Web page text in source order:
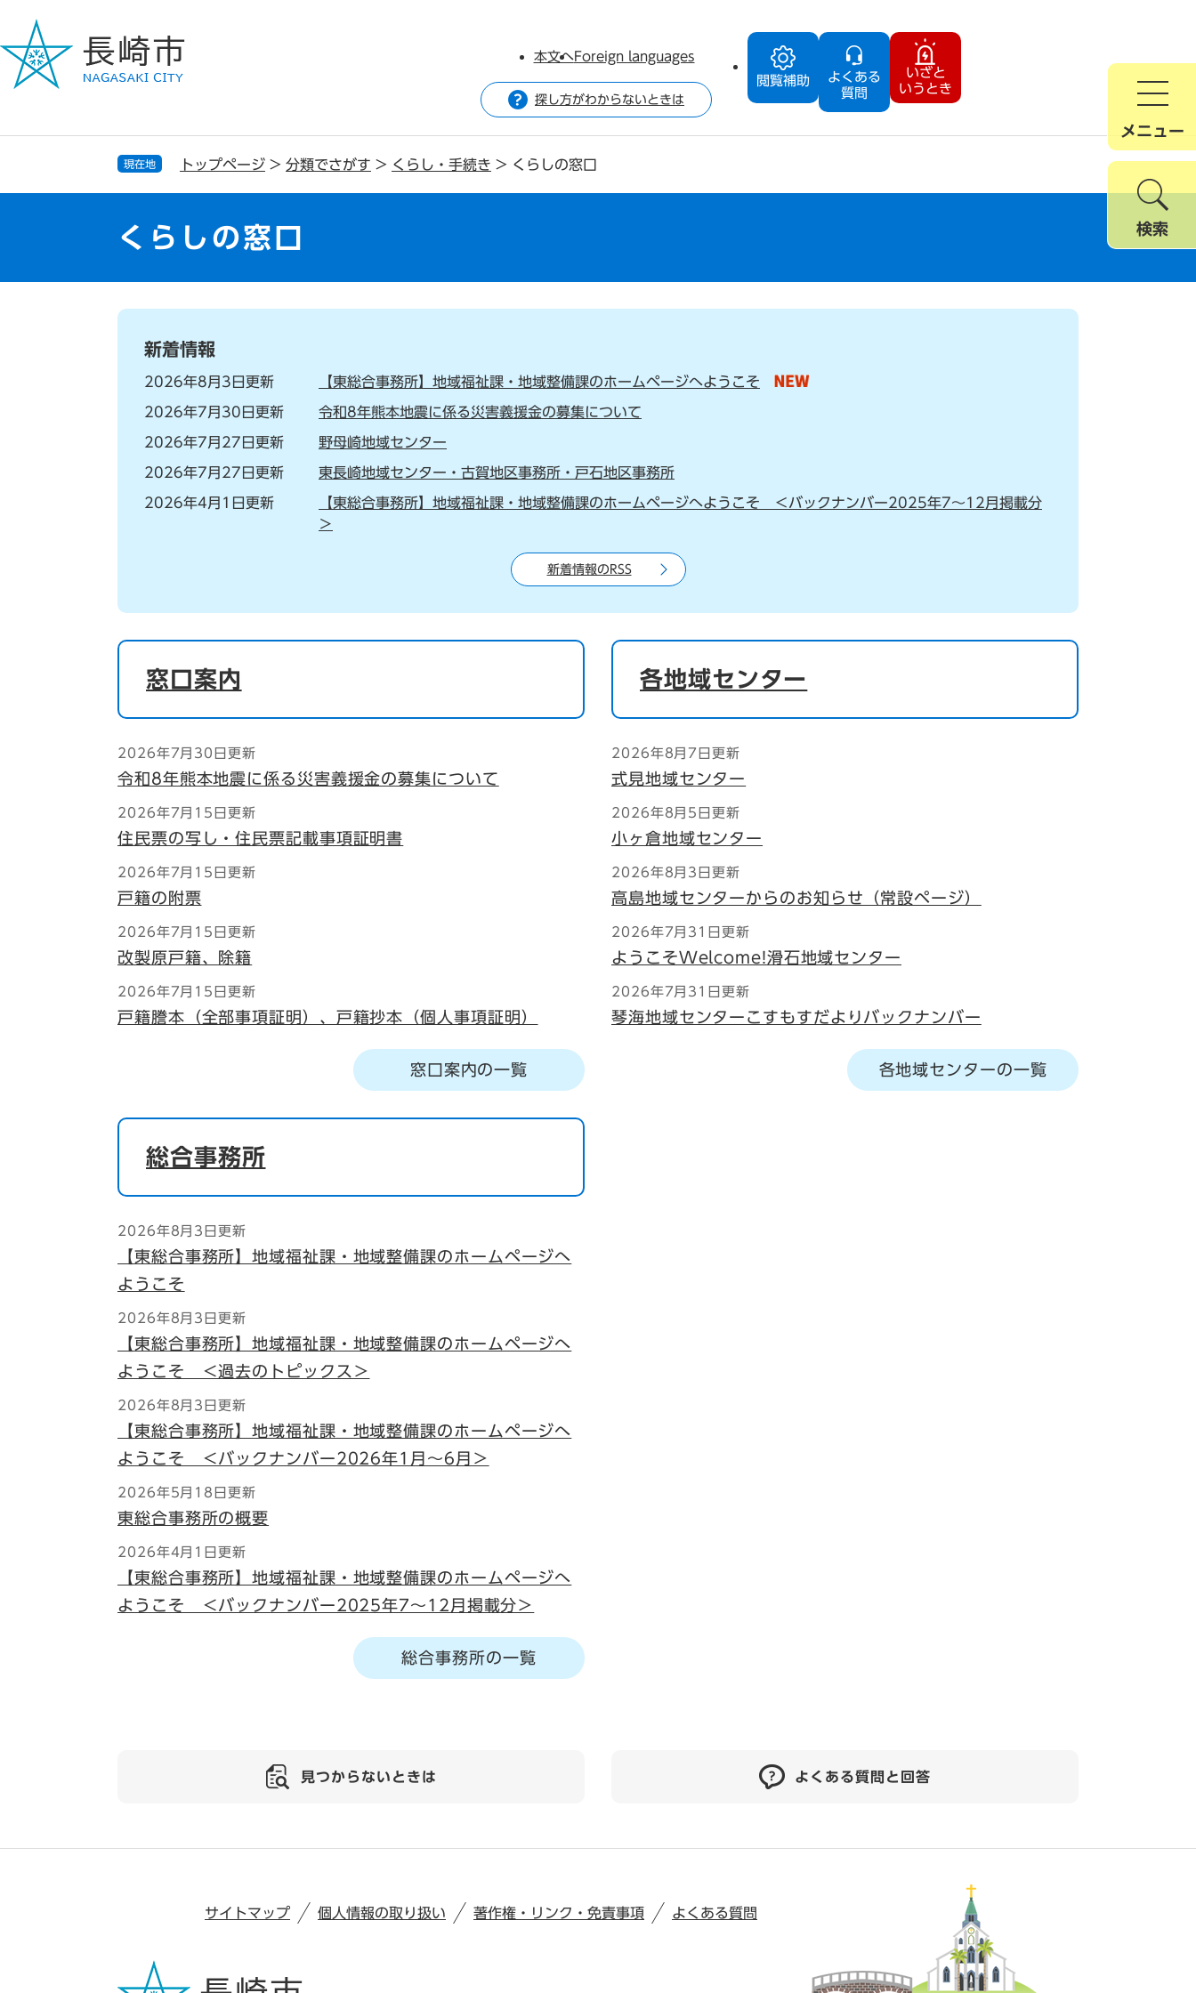
ジ
で
ュ
ば
閲覧補助
よくある
質問
いざと
いうとき
本文へForeign languages
探し方がわからないときは
メニュー
検索
現在地 トップページ > 分類でさがす > くらし・手続き > くらしの窓口
くらしの窓口
本
新着情報
2026年8月3日更新 【東総合事務所】地域福祉課・地域整備課のホームページへようこそ
2026年7月30日更新 令和8年熊本地震に係る災害義援金の募集について
2026年7月27日更新 野母崎地域センター
2026年7月27日更新 東長崎地域センター・古賀地区事務所・戸石地区事務所
2026年4月1日更新
【東総合事務所】地域福祉課・地域整備課のホームページへようこそ ＜バックナンバー2025年7～12月掲載分
＞
新着情報のRSS
窓口案内
2026年7月30日更新
令和8年熊本地震に係る災害義援金の募集について
2026年7月15日更新
住民票の写し・住民票記載事項証明書
2026年7月15日更新
戸籍の附票
2026年7月15日更新
改製原戸籍、除籍
2026年7月15日更新
戸籍謄本（全部事項証明）、戸籍抄本（個人事項証明）
窓口案内の一覧
各地域センター
2026年8月7日更新
式見地域センター
2026年8月5日更新
小ヶ倉地域センター
2026年8月3日更新
高島地域センターからのお知らせ（常設ページ）
2026年7月31日更新
ようこそWelcome!滑石地域センター
2026年7月31日更新
琴海地域センターこすもすだよりバックナンバー
各地域センターの一覧
総合事務所
2026年8月3日更新
【東総合事務所】地域福祉課・地域整備課のホームページへ
ようこそ
2026年8月3日更新
【東総合事務所】地域福祉課・地域整備課のホームページへ
ようこそ ＜過去のトピックス＞
2026年8月3日更新
【東総合事務所】地域福祉課・地域整備課のホームページへ
ようこそ ＜バックナンバー2026年1月～6月＞
2026年5月18日更新
東総合事務所の概要
2026年4月1日更新
【東総合事務所】地域福祉課・地域整備課のホームページへ
ようこそ ＜バックナンバー2025年7～12月掲載分＞
総合事務所の一覧
見つからないときは よくある質問と回答
サイトマップ 個人情報の取り扱い 著作権・リンク・免責事項 よくある質問